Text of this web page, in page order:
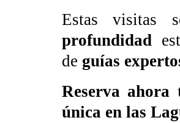
Estas
profundidad
de guías
Reserva
única en las